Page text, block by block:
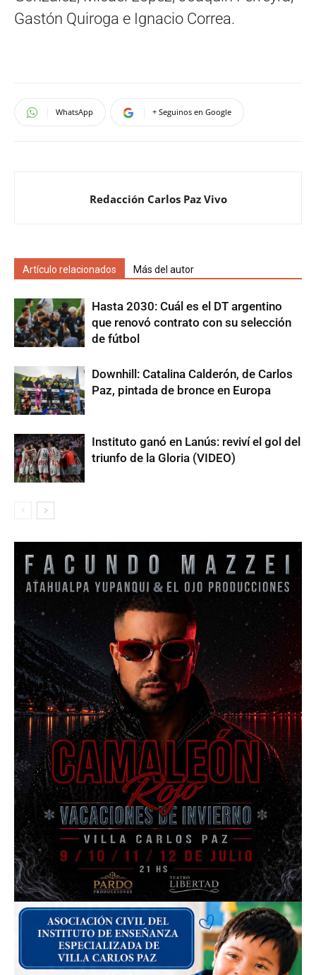
Gastón Quiroga e Ignacio Correa.
WhatsApp + Seguinos en Google
Redacción Carlos Paz Vivo
Artículo relacionados Más del autor
Hasta 2030: Cuál es el DT argentino
que renovó contrato con su selección
de fútbol
Downhill: Catalina Calderón, de Carlos
Paz, pintada de bronce en Europa
Instituto ganó en Lanús: reviví el gol del
triunfo de la Gloria (VIDEO)